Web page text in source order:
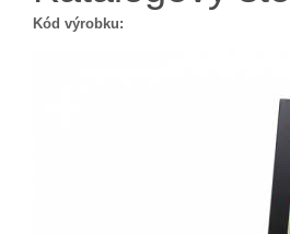
Kód výrobku: